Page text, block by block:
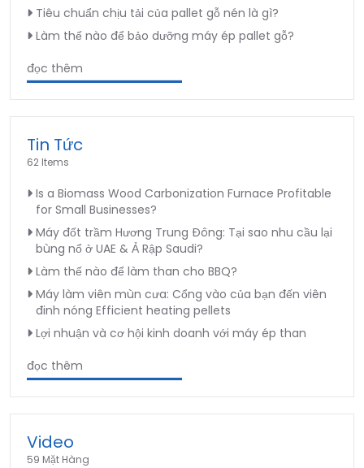
Tiêu chuẩn chịu tải của pallet gỗ nén là gì?
Làm thế nào để bảo dưỡng máy ép pallet gỗ?
đọc thêm
Tin Tức
62 Items
Is a Biomass Wood Carbonization Furnace Profitable
for Small Businesses?
Máy đốt trầm Hương Trung Đông: Tại sao nhu cầu lại
bùng nổ ở UAE & Ả Rập Saudi?
Làm thế nào để làm than cho BBQ?
Máy làm viên mùn cưa: Cổng vào của bạn đến viên
đinh nóng Efficient heating pellets
Lợi nhuận và cơ hội kinh doanh với máy ép than
đọc thêm
Video
59 Mặt Hàng